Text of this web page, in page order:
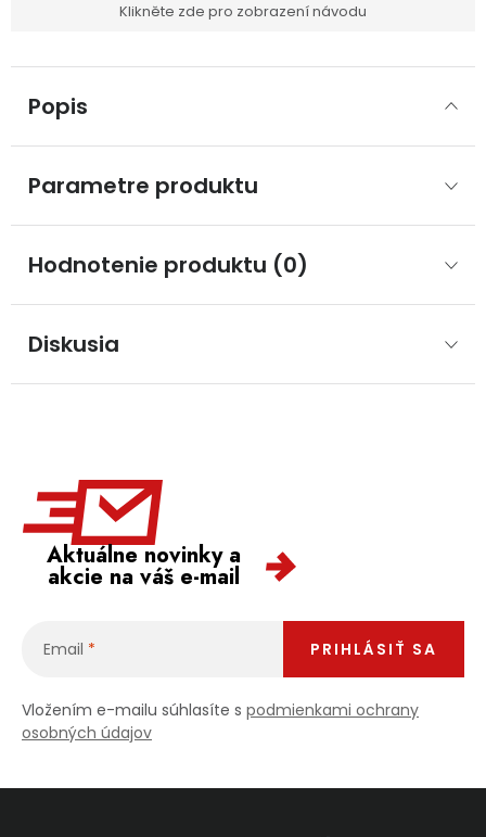
Klikněte zde pro zobrazení návodu
Popis
Parametre produktu
Hodnotenie produktu (0)
Diskusia
Aktuálne novinky a
akcie na váš e-mail
Email
Vložením e-mailu súhlasíte s podmienkami ochrany
osobných údajov
PRIHLÁSIŤ SA